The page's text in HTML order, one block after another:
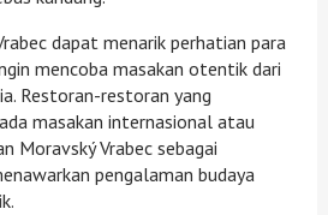
dapat menarik perhatian para
mencoba masakan otentik dari
Restoran-restoran yang
masakan internasional atau
Moravský Vrabec sebagai
pengalaman budaya